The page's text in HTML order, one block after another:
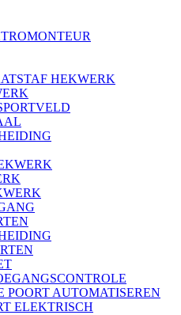
HEKWERK
POORT AUTOMATISEREN
ELEKTRISCH